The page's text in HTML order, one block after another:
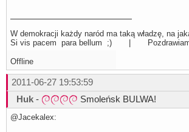
W demokracji każdy naród ma taką władzę, na
Si vis pacem para bellum ;) |
Offline
2011-06-27 19:53:59
Huk - Smoleńsk BULWA!
@Jacekalex: